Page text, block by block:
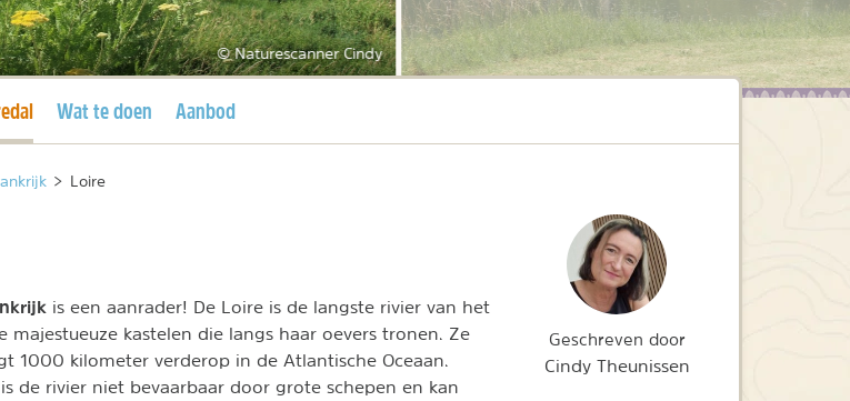
© Naturescanner Cindy
pagina
Wat te doen Aanbod
> Loire
is een aanrader! De Loire is de langste rivier van het
kastelen die langs haar oevers tronen. Ze
1000 kilometer verderop in de Atlantische Oceaan.
de rivier niet bevaarbaar door grote schepen en kan
Geschreven door
Cindy Theunissen